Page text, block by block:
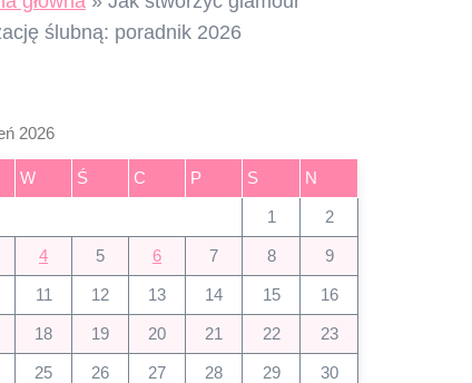
ślubną: poradnik 2026
2026
W Ś C P S N
1 2
4 5 6 7 8 9
11 12 13 14 15 16
18 19 20 21 22 23
25 26 27 28 29 30